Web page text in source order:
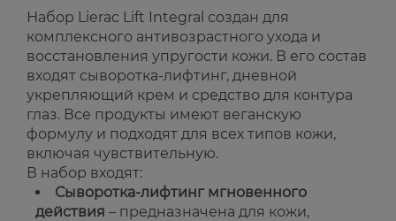
Набор Lierac Lift Integral создан для
комплексного антивозрастного ухода и
восстановления упругости кожи. В его состав
входят сыворотка-лифтинг, дневной
укрепляющий крем и средство для контура
глаз. Все продукты имеют веганскую
формулу и подходят для всех типов кожи,
включая чувствительную.
В набор входят:
Сыворотка-лифтинг мгновенного
действия – предназначена для кожи,